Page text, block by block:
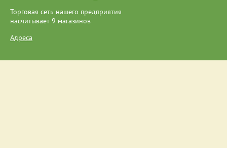
Торговая сеть нашего предприятия
насчитывает 9 магазинов
Адреса